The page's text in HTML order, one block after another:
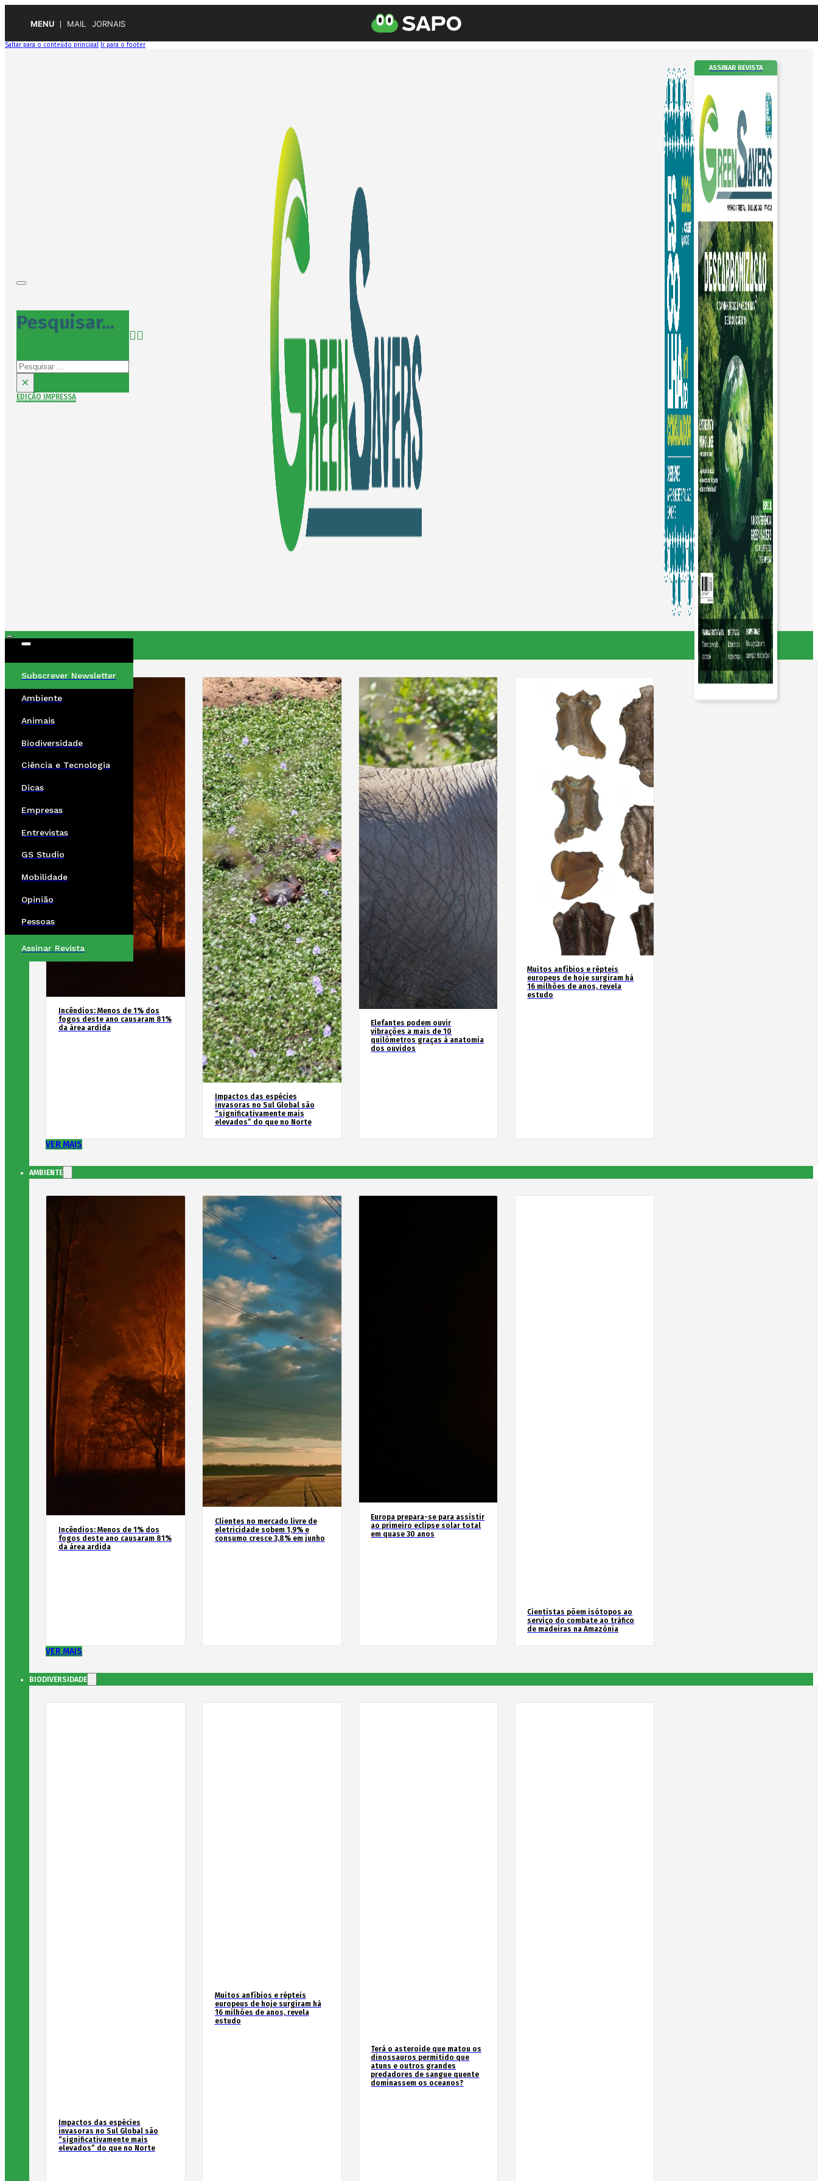
MENU MAIL JORNAIS
Saltar para o conteúdo principal Ir para o footer
Pesquisar...
Pesquisar
×
EDIÇÃO IMPRESSA
ASSINAR REVISTA
Subscrever Newsletter
Ambiente
Animais
Biodiversidade
Ciência e Tecnologia
Dicas
Empresas
Entrevistas
GS Studio
Mobilidade
Opinião
Pessoas
Assinar Revista
Incêndios: Menos de 1% dos
fogos deste ano causaram 81%
da área ardida
Impactos das espécies
invasoras no Sul Global são
“significativamente mais
elevados” do que no Norte
Elefantes podem ouvir
vibrações a mais de 10
quilómetros graças à anatomia
dos ouvidos
Muitos anfíbios e répteis
europeus de hoje surgiram há
16 milhões de anos, revela
estudo
VER MAIS
AMBIENTE
Incêndios: Menos de 1% dos
fogos deste ano causaram 81%
da área ardida
Clientes no mercado livre de
eletricidade sobem 1,9% e
consumo cresce 3,8% em junho
Europa prepara-se para assistir
ao primeiro eclipse solar total
em quase 30 anos
Cientistas põem isótopos ao
serviço do combate ao tráfico
de madeiras na Amazónia
VER MAIS
BIODIVERSIDADE
Impactos das espécies
invasoras no Sul Global são
“significativamente mais
elevados” do que no Norte
Muitos anfíbios e répteis
europeus de hoje surgiram há
16 milhões de anos, revela
estudo
Terá o asteroide que matou os
dinossauros permitido que
atuns e outros grandes
predadores de sangue quente
dominassem os oceanos?